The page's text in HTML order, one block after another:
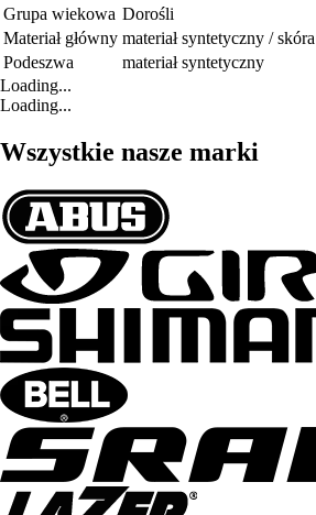
Grupa wiekowa Dorośli
Materiał główny materiał syntetyczny / skóra
Podeszwa
materiał syntetyczny
Loading...
Loading...
Wszystkie nasze marki